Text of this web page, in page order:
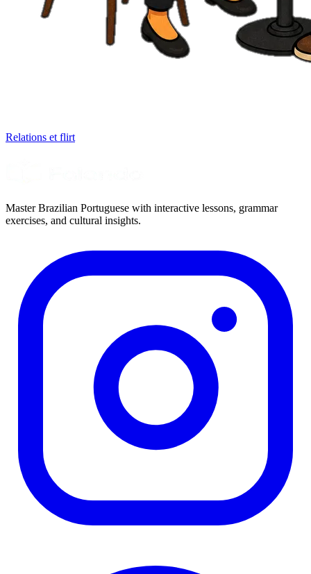
Relations et flirt
Master Brazilian Portuguese with interactive lessons, grammar
exercises, and cultural insights.